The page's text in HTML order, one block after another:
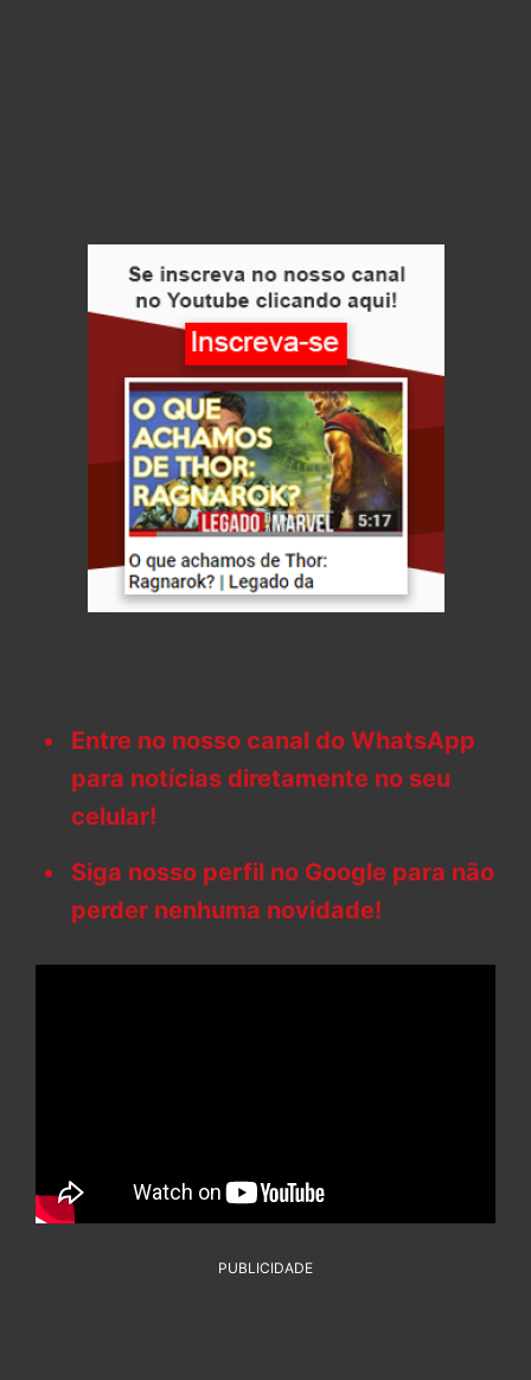
Entre no nosso canal do WhatsApp
para notícias diretamente no seu
celular!
Siga nosso perfil no Google para não
perder nenhuma novidade!
PUBLICIDADE